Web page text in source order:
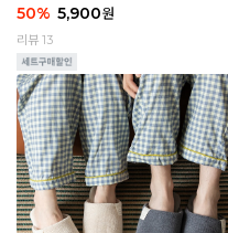
50% 5,900원
리뷰 13